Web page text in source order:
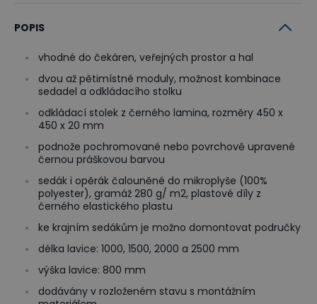
POPIS
vhodné do čekáren, veřejných prostor a hal
dvou až pětimístné moduly, možnost kombinace
sedadel a odkládacího stolku
odkládací stolek z černého lamina, rozměry 450 x
450 x 20 mm
podnože pochromované nebo povrchově upravené
černou práškovou barvou
sedák i opěrák čalouněné do mikroplyše (100%
polyester), gramáž 280 g/ m2, plastové díly z
černého elastického plastu
ke krajním sedákům je možno domontovat područky
délka lavice: 1000, 1500, 2000 a 2500 mm
výška lavice: 800 mm
dodávány v rozloženém stavu s montážním